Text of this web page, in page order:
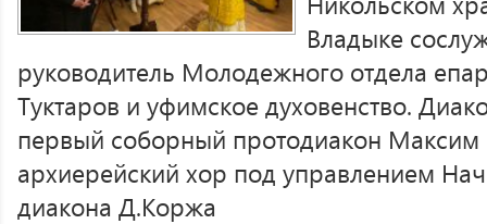
Владыке
руководитель Молодежного отдела
Туктаров и уфимское духовенство.
первый соборный протодиакон
архиерейский хор под управлением
диакона Д.Коржа